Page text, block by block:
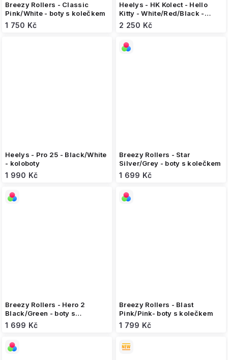
Breezy Rollers - Classic
Pink/White - boty s kolečkem
1 750 Kč
Heelys - HK Kolect - Hello
Kitty - White/Red/Black -
koloboty
2 250 Kč
Heelys - Pro 25 - Black/White
- koloboty
1 990 Kč
Breezy Rollers - Star
Silver/Grey - boty s kolečkem
1 699 Kč
Breezy Rollers - Hero 2
Black/Green - boty s
kolečkem
1 699 Kč
Breezy Rollers - Blast
Pink/Pink- boty s kolečkem
1 799 Kč